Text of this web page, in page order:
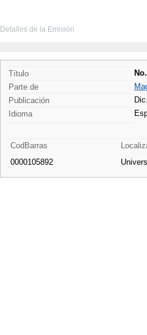
Detalles de la Emisión
Título
Parte de
Publicación
Idioma
CodBarras
0000105892